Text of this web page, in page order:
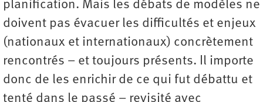
planification. Mais les débats de modèles ne
doivent pas évacuer les difficultés et enjeux
(nationaux et internationaux) concrètement
rencontrés – et toujours présents. Il importe
donc de les enrichir de ce qui fut débattu et
tenté dans le passé – revisité avec